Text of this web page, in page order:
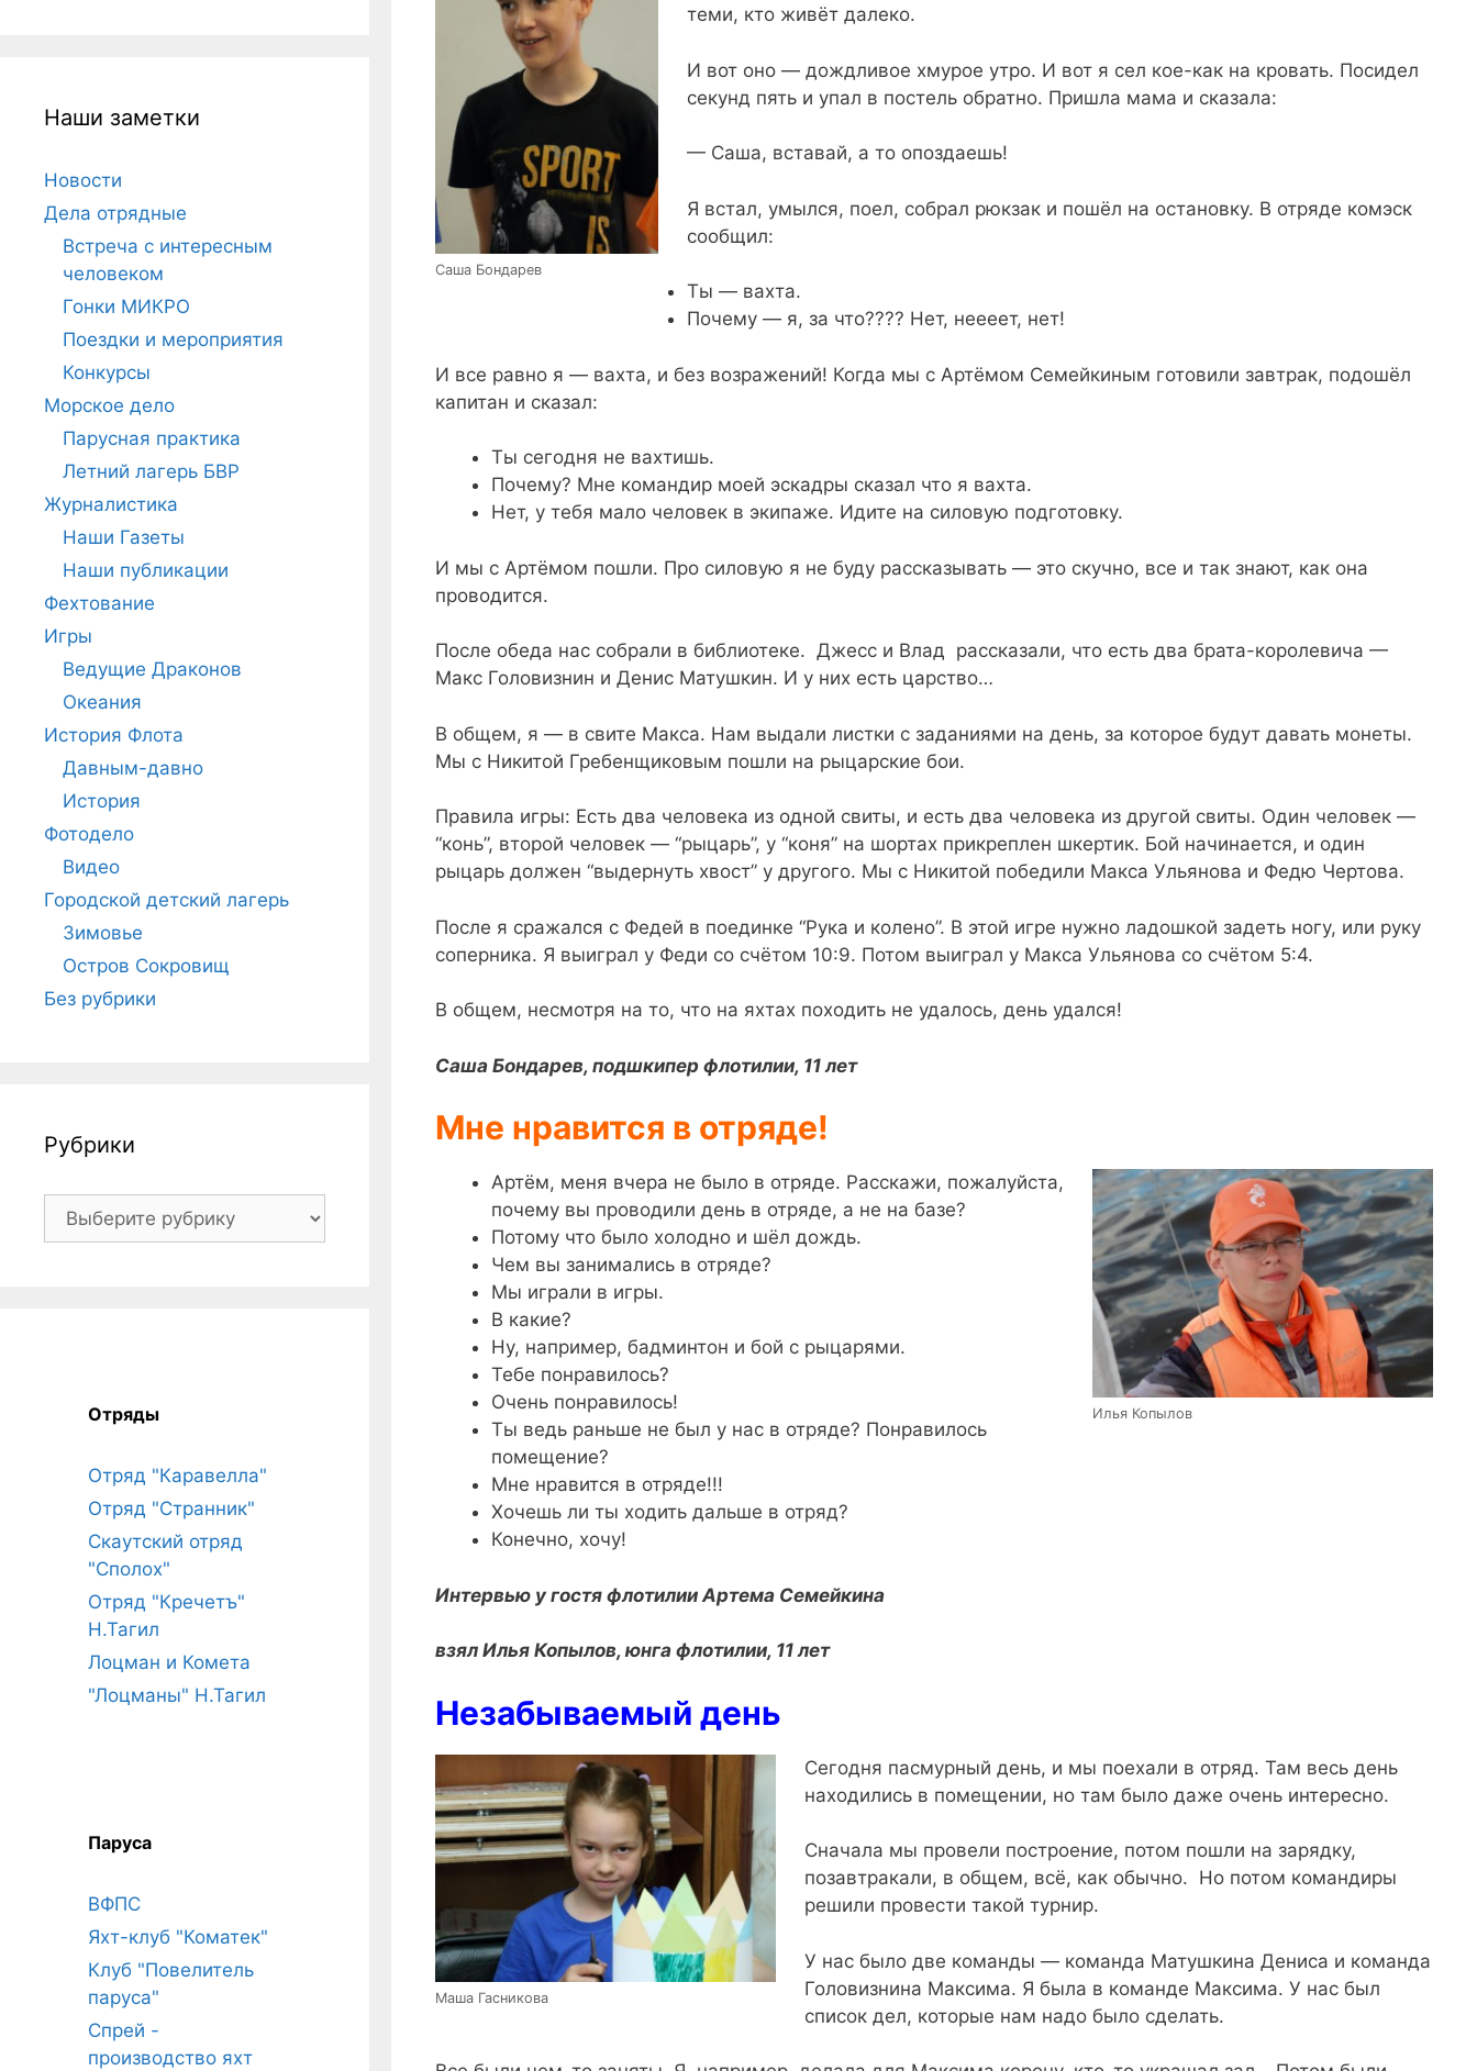
Саша Бондарев
теми, кто живёт далеко.
И вот оно — дождливое хмурое утро. И вот я сел кое-как на кровать. Посидел
секунд пять и упал в постель обратно. Пришла мама и сказала:
— Саша, вставай, а то опоздаешь!
Я встал, умылся, поел, собрал рюкзак и пошёл на остановку. В отряде комэск
сообщил:
Ты — вахта.
Почему — я, за что???? Нет, неееет, нет!
И все равно я — вахта, и без возражений! Когда мы с Артёмом Семейкиным готовили завтрак, подошёл
капитан и сказал:
Ты сегодня не вахтишь.
Почему? Мне командир моей эскадры сказал что я вахта.
Нет, у тебя мало человек в экипаже. Идите на силовую подготовку.
И мы с Артёмом пошли. Про силовую я не буду рассказывать — это скучно, все и так знают, как она
проводится.
После обеда нас собрали в библиотеке. Джесс и Влад рассказали, что есть два брата-королевича —
Макс Головизнин и Денис Матушкин. И у них есть царство…
В общем, я — в свите Макса. Нам выдали листки с заданиями на день, за которое будут давать монеты.
Мы с Никитой Гребенщиковым пошли на рыцарские бои.
Правила игры: Есть два человека из одной свиты, и есть два человека из другой свиты. Один человек —
“конь”, второй человек — “рыцарь”, у “коня” на шортах прикреплен шкертик. Бой начинается, и один
рыцарь должен “выдернуть хвост” у другого. Мы с Никитой победили Макса Ульянова и Федю Чертова.
После я сражался с Федей в поединке “Рука и колено”. В этой игре нужно ладошкой задеть ногу, или руку
соперника. Я выиграл у Феди co счётом 10:9. Потом выиграл у Макса Ульянова со счётом 5:4.
В общем, несмотря на то, что на яхтах походить не удалось, день удался!
Саша Бондарев, подшкипер флотилии, 11 лет
Мне нравится в отряде!
Илья Копылов
Артём, меня вчера не было в отряде. Расскажи, пожалуйста,
почему вы проводили день в отряде, а не на базе?
Потому что было холодно и шёл дождь.
Чем вы занимались в отряде?
Мы играли в игры.
В какие?
Ну, например, бадминтон и бой с рыцарями.
Тебе понравилось?
Очень понравилось!
Ты ведь раньше не был у нас в отряде? Понравилось
помещение?
Мне нравится в отряде!!!
Хочешь ли ты ходить дальше в отряд?
Конечно, хочу!
Интервью у гостя флотилии Артема Семейкина
взял Илья Копылов, юнга флотилии, 11 лет
Незабываемый день
Маша Гасникова
Сегодня пасмурный день, и мы поехали в отряд. Там весь день
находились в помещении, но там было даже очень интересно.
Сначала мы провели построение, потом пошли на зарядку,
позавтракали, в общем, всё, как обычно. Но потом командиры
решили провести такой турнир.
У нас было две команды — команда Матушкина Дениса и команда
Головизнина Максима. Я была в команде Максима. У нас был
список дел, которые нам надо было сделать.
Наши заметки
Новости
Дела отрядные
Встреча с интересным
человеком
Гонки МИКРО
Поездки и мероприятия
Конкурсы
Морское дело
Парусная практика
Летний лагерь БВР
Журналистика
Наши Газеты
Наши публикации
Фехтование
Игры
Ведущие Драконов
Океания
История Флота
Давным-давно
История
Фотодело
Видео
Городской детский лагерь
Зимовье
Остров Сокровищ
Без рубрики
Рубрики
Рубрики
Отряды
Отряд "Каравелла"
Отряд "Странник"
Скаутский отряд
"Сполох"
Отряд "Кречетъ"
Н.Тагил
Лоцман и Комета
"Лоцманы" Н.Тагил
Паруса
ВФПС
Яхт-клуб "Коматек"
Клуб "Повелитель
паруса"
Спрей -
производство яхт